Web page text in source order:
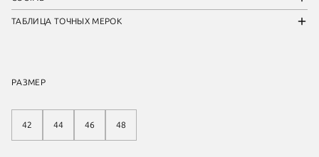
ТАБЛИЦА ТОЧНЫХ МЕРОК
РАЗМЕР
42 44 46 48